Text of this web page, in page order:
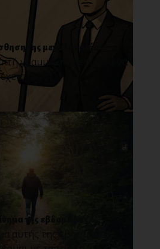
της μεγαλομανίας
γραμμή ανάμεσα στο να
έχεις αυτο[...]
της εβδομάδας...
αυτής της εβδομάδας,